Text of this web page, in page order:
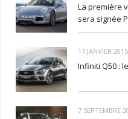
La première
sera signée
17 JANVIER 2015
Infiniti Q50 :
7 SEPTEMBRE